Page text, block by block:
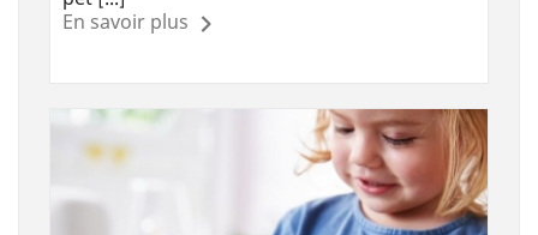
En savoir plus